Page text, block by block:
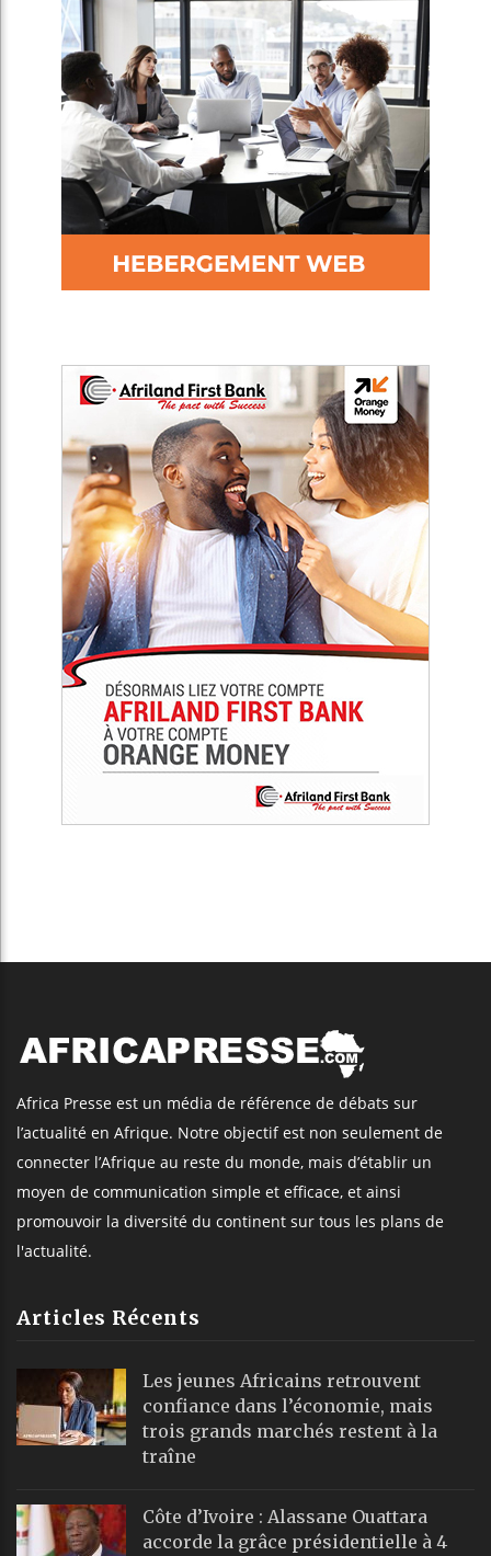
Africa Presse est un média de référence de débats sur
l’actualité en Afrique. Notre objectif est non seulement de
connecter l’Afrique au reste du monde, mais d’établir un
moyen de communication simple et efficace, et ainsi
promouvoir la diversité du continent sur tous les plans de
l'actualité.
Articles Récents
Les jeunes Africains retrouvent
confiance dans l’économie, mais
trois grands marchés restent à la
traîne
Côte d’Ivoire : Alassane Ouattara
accorde la grâce présidentielle à 4